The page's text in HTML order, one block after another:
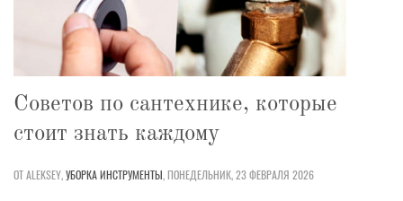
Советов по сантехнике, которые
стоит знать каждому
ОТ ALEKSEY,УБОРКАИНСТРУМЕНТЫ,ПОНЕДЕЛЬНИК, 23 ФЕВРАЛЯ 2026